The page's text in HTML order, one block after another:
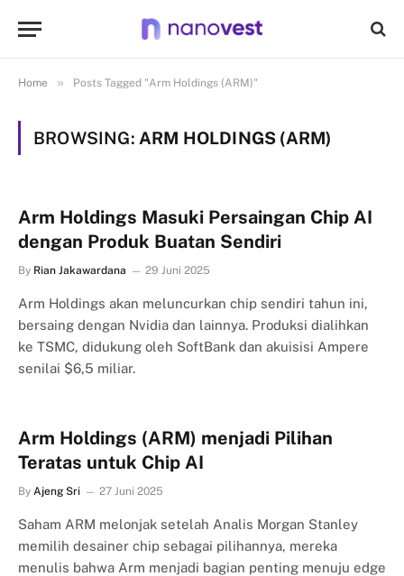
Home » Posts Tagged "Arm Holdings (ARM)"
BROWSING: ARM HOLDINGS (ARM)
Arm Holdings Masuki Persaingan Chip AI
dengan Produk Buatan Sendiri
By Rian Jakawardana 29 Juni 2025
Arm Holdings akan meluncurkan chip sendiri tahun ini,
bersaing dengan Nvidia dan lainnya. Produksi dialihkan
ke TSMC, didukung oleh SoftBank dan akuisisi Ampere
senilai $6,5 miliar.
Arm Holdings (ARM) menjadi Pilihan
Teratas untuk Chip AI
By Ajeng Sri 27 Juni 2025
Saham ARM melonjak setelah Analis Morgan Stanley
memilih desainer chip sebagai pilihannya, mereka
menulis bahwa Arm menjadi bagian penting menuju edge